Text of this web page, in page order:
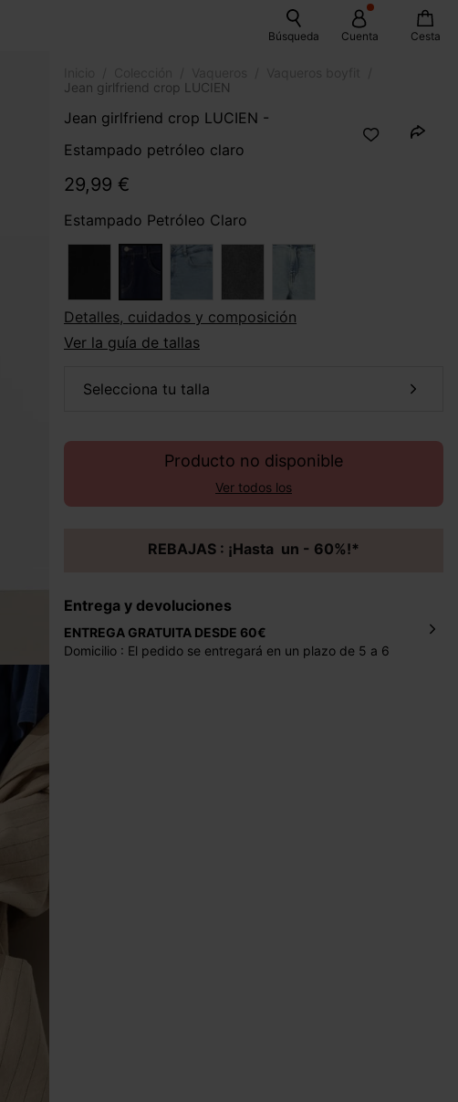
Búsqueda Cuenta Cesta
Jean girlfriend crop LUCIEN
Jean girlfriend crop LUCIEN -
Estampado petróleo claro
29,99 €
Estampado Petróleo Claro
Detalles, cuidados y composición
Ver la guía de tallas
selecciona tu talla
Producto no disponible
Ver todos los
REBAJAS : ¡Hasta un - 60%!*
Entrega y devoluciones
ENTREGA GRATUITA DESDE 60€
Domicilio : El pedido se entregará en un plazo de 5 a 6